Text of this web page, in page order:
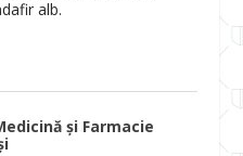
alb.
și Farmacie